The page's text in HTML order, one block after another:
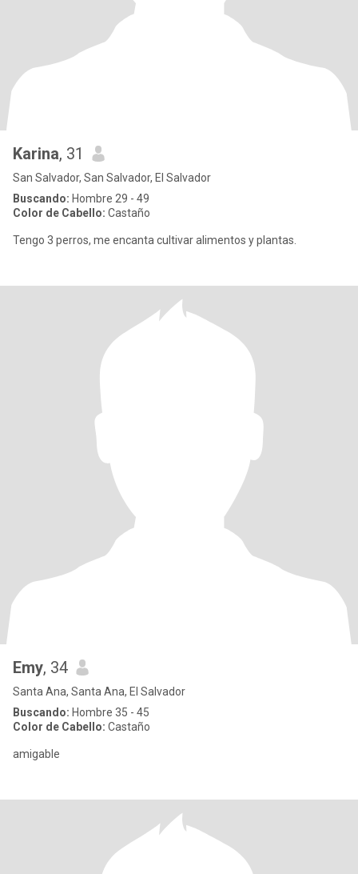
Karina, 31
San Salvador, San Salvador, El Salvador
Buscando: Hombre 29 - 49
Color de Cabello: Castaño
Tengo 3 perros, me encanta cultivar alimentos y plantas.
Emy, 34
Santa Ana, Santa Ana, El Salvador
Buscando: Hombre 35 - 45
Color de Cabello: Castaño
amigable